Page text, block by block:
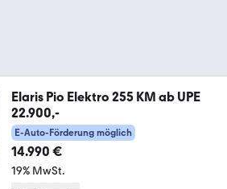
Elaris Pio Elektro 255 KM ab UPE
22.900,-
E-Auto-Förderung möglich
14.990 €
19% MwSt.